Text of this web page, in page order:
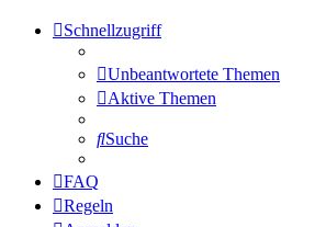
Schnellzugriff
Unbeantwortete Themen
Aktive Themen
Suche
FAQ
Regeln